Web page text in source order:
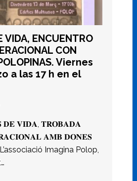
VIDA, ENCUENTRO
CON
Viernes
a las 17 h en el
𝐃𝐄 𝐕𝐈𝐃𝐀, 𝐓𝐑𝐎𝐁𝐀𝐃𝐀
𝐀𝐌𝐁 𝐃𝐎𝐍𝐄𝐒
Imagina Polop,